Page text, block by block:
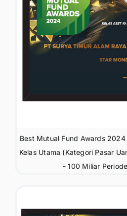
Best Mutual Fund Awards
Kelas Utama (Kategori Pasar
- 100 Miliar